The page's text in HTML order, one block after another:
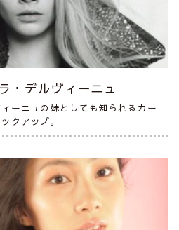
デルヴィーニュ
ーニュの妹としても知られるカー
クアップ。